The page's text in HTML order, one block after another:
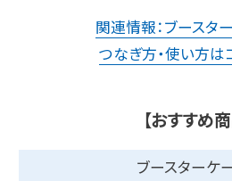
関連情報：ブースタ
つなぎ方・使い方
【おすすめ商
ブースターケ